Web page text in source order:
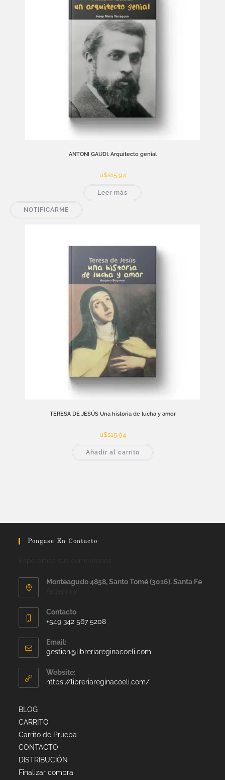
ANTONI GAUDI. Arquitecto genial
u$s15,94
Leer más
NOTIFICARME
TERESA DE JESÚS Una historia de lucha y amor
u$s15,94
Añadir al carrito
Pongase En Contacto
Monteagudo 4858, Santo Tomé (3016). Santa Fe
Contacto
+549 342 567 5208
Email:
gestion@libreriareginacoeli.com
Website:
https://libreriareginacoeli.com/
BLOG
CARRITO
Carrito de Prueba
CONTACTO
DISTRIBUCIÓN
Finalizar compra